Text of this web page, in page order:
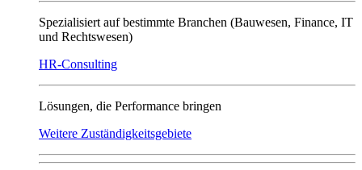
Spezialisiert auf bestimmte Branchen (Bauwesen, Finance, IT
und Rechtswesen)
HR-Consulting
Lösungen, die Performance bringen
Weitere Zuständigkeitsgebiete